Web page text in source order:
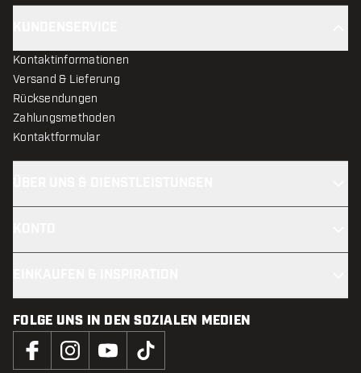
Kontaktinformationen
Versand & Lieferung
Rücksendungen
Zahlungsmethoden
Kontaktformular
FOLGE UNS IN DEN SOZIALEN MEDIEN